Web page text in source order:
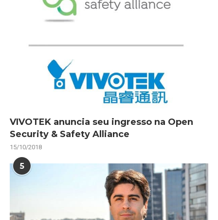
VIVOTEK anuncia seu ingresso na Open
Security & Safety Alliance
15/10/2018
5